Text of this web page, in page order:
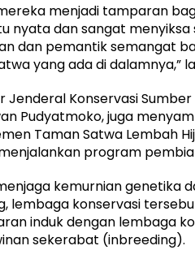
menjadi tamparan
nyata dan sangat
dan pemantik semangat
yang ada di dalamnya,”
Jenderal Konservasi
Pudyatmoko, juga
Taman Satwa Lembah
program
kemurnian genetika
lembaga konservasi
induk dengan lembaga
sekerabat (inbreeding).